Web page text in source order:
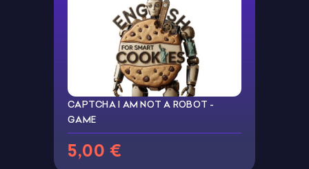
CAPTCHA I AM NOT A ROBOT -
GAME
5,00 €